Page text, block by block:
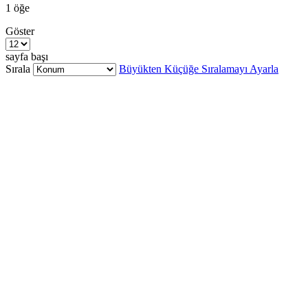
1 öğe
Göster
sayfa başı
Sırala
Büyükten Küçüğe Sıralamayı Ayarla